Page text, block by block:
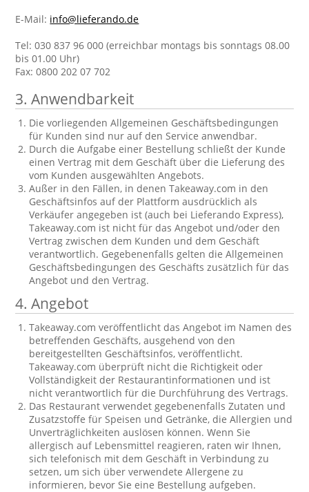
E-Mail: info@lieferando.de
Tel: 030 837 96 000 (erreichbar montags bis sonntags 08.00
bis 01.00 Uhr)
Fax: 0800 202 07 702
3. Anwendbarkeit
Die vorliegenden Allgemeinen Geschäftsbedingungen
für Kunden sind nur auf den Service anwendbar.
Durch die Aufgabe einer Bestellung schließt der Kunde
einen Vertrag mit dem Geschäft über die Lieferung des
vom Kunden ausgewählten Angebots.
Außer in den Fällen, in denen Takeaway.com in den
Geschäftsinfos auf der Plattform ausdrücklich als
Verkäufer angegeben ist (auch bei Lieferando Express),
Takeaway.com ist nicht für das Angebot und/oder den
Vertrag zwischen dem Kunden und dem Geschäft
verantwortlich. Gegebenenfalls gelten die Allgemeinen
Geschäftsbedingungen des Geschäfts zusätzlich für das
Angebot und den Vertrag.
4. Angebot
Takeaway.com veröffentlicht das Angebot im Namen des
betreffenden Geschäfts, ausgehend von den
bereitgestellten Geschäftsinfos, veröffentlicht.
Takeaway.com überprüft nicht die Richtigkeit oder
Vollständigkeit der Restaurantinformationen und ist
nicht verantwortlich für die Durchführung des Vertrags.
Das Restaurant verwendet gegebenenfalls Zutaten und
Zusatzstoffe für Speisen und Getränke, die Allergien und
Unverträglichkeiten auslösen können. Wenn Sie
allergisch auf Lebensmittel reagieren, raten wir Ihnen,
sich telefonisch mit dem Geschäft in Verbindung zu
setzen, um sich über verwendete Allergene zu
informieren, bevor Sie eine Bestellung aufgeben.